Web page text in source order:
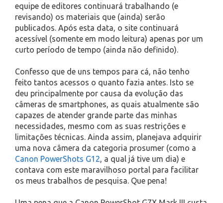
equipe de editores continuará trabalhando (e
revisando) os materiais que (ainda) serão
publicados. Após esta data, o site continuará
acessível (somente em modo leitura) apenas por um
curto período de tempo (ainda não definido).
Confesso que de uns tempos para cá, não tenho
feito tantos acessos o quanto fazia antes. Isto se
deu principalmente por causa da evolução das
câmeras de smartphones, as quais atualmente são
capazes de atender grande parte das minhas
necessidades, mesmo com as suas restrições e
limitações técnicas. Ainda assim, planejava adquirir
uma nova câmera da categoria prosumer (como a
Canon PowerShots G12, a qual já tive um dia) e
contava com este maravilhoso portal para facilitar
os meus trabalhos de pesquisa. Que pena!